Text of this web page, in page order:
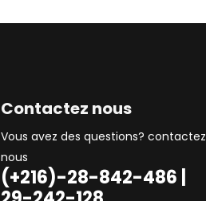
Contactez nous
Vous avez des questions? contactez
nous
(+216)-28-842-486 |